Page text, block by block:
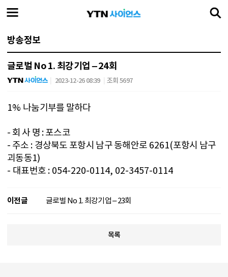
방송정보
글로벌 No 1. 최강기업 – 24회
2023-12-26 08:39 조회 5697
1% 나눔기부를 말하다
- 회 사 명 :포스코
- 주소 : 경상북도 포항시 남구 동해안로 6261(포항시 남구
괴동동1)
- 대표번호 : 054-220-0114, 02-3457-0114
이전글 글로벌 No 1. 최강기업 – 23회
목록